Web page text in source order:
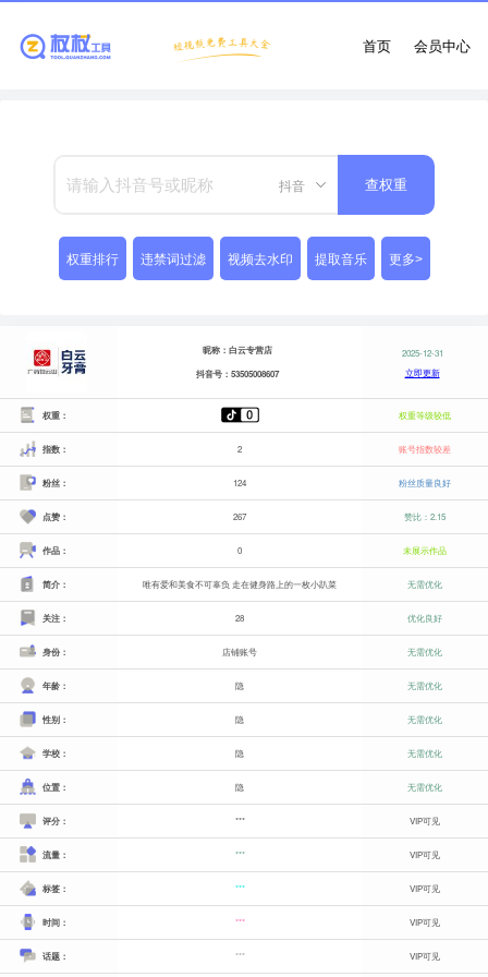
会员中心
首页
抖音 查权重
权重排行 违禁词过滤 视频去水印 提取音乐 更多>
昵称：白云专营店
抖音号：53505008607
2025-12-31
立即更新
权重： 权重等级较低
指数： 2 账号指数较差
粉丝： 124 粉丝质量良好
点赞： 267 赞比：2.15
作品： 0 未展示作品
简介： 唯有爱和美食不可辜负 走在健身路上的一枚小趴菜 无需优化
关注： 28 优化良好
身份： 店铺账号 无需优化
年龄： 隐 无需优化
性别： 隐 无需优化
学校： 隐 无需优化
位置： 隐 无需优化
评分： *** VIP可见
流量： *** VIP可见
标签： *** VIP可见
时间： *** VIP可见
话题： *** VIP可见